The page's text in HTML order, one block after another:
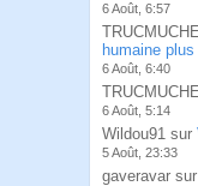
6 Août, 6:57
humaine
6 Août, 6:40
6 Août, 5:14
Wildou91 sur
5 Août, 23:33
gaveravar sur